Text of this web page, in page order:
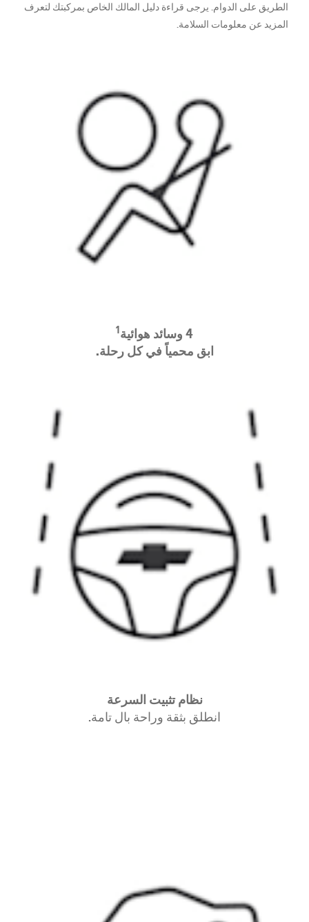
الطريق على الدوام. يرجى قراءة دليل المالك الخاص بمركبتك لتعرف
المزيد عن معلومات السلامة.
4 و سائد هوائية 1
ابق محمياً في كل رحلة.
نظام تثبيت السرعة
انطلق بثقة وراحة بال تامة.